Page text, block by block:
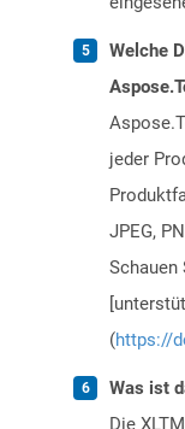
Welche
jeder
JPEG,
(https://
Was ist
Die